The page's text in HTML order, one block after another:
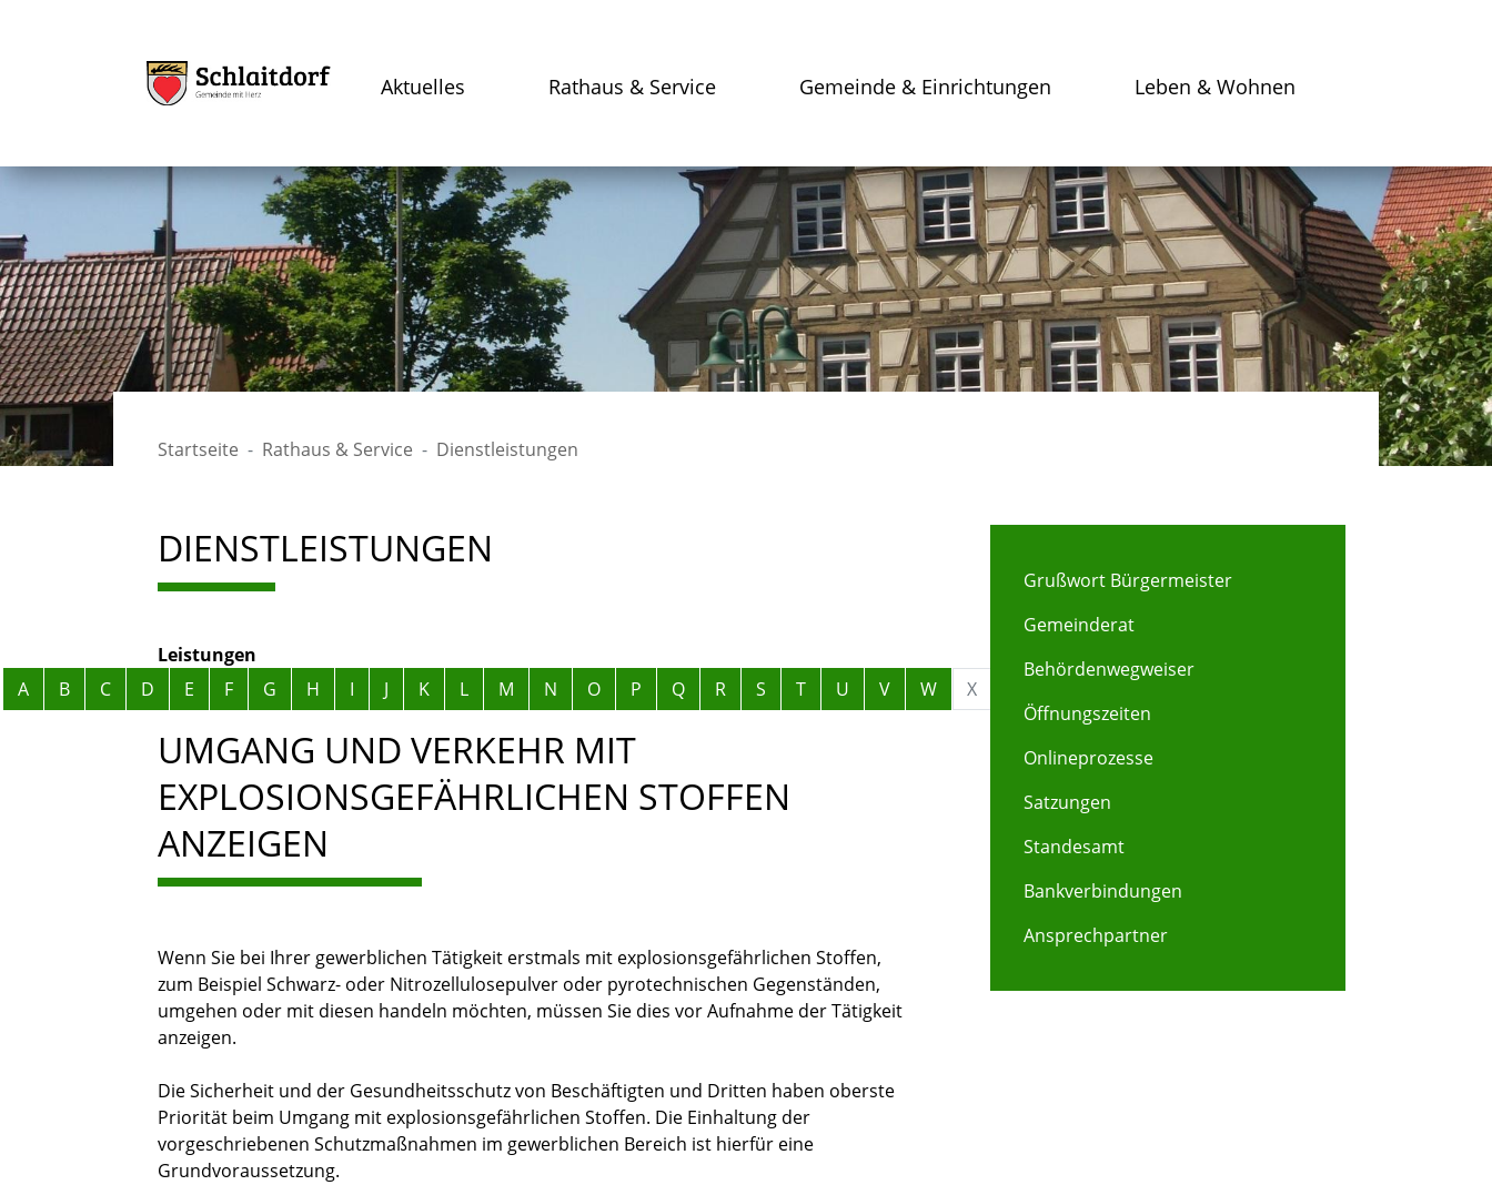
Aktuelles Rathaus & Service Gemeinde & Einrichtungen Leben & Wohnen
Startseite Rathaus & Service Dienstleistungen
DIENSTLEISTUNGEN
Leistungen
Alphabetisches Register überspringen
A B C D E F G H I J K L M N O P Q R S T U V W X
UMGANG UND VERKEHR MIT
EXPLOSIONSGEFÄHRLICHEN STOFFEN
ANZEIGEN
Wenn Sie bei Ihrer gewerblichen Tätigkeit erstmals mit explosionsgefährlichen Stoffen,
zum Beispiel Schwarz- oder Nitrozellulosepulver oder pyrotechnischen Gegenständen,
umgehen oder mit diesen handeln möchten, müssen Sie dies vor Aufnahme der Tätigkeit
anzeigen.
Die Sicherheit und der Gesundheitsschutz von Beschäftigten und Dritten haben oberste
Priorität beim Umgang mit explosionsgefährlichen Stoffen. Die Einhaltung der
vorgeschriebenen Schutzmaßnahmen im gewerblichen Bereich ist hierfür eine
Grundvoraussetzung.
Grußwort Bürgermeister
Gemeinderat
Behördenwegweiser
Öffnungszeiten
Onlineprozesse
Satzungen
Standesamt
Bankverbindungen
Ansprechpartner